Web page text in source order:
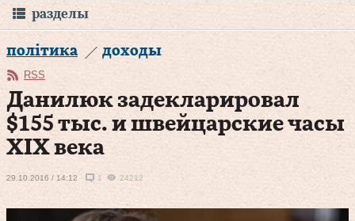
разделы
політика доходы
RSS
Данилюк задекларировал
$155 тыс. и швейцарские часы
ХІХ века
29.10.2016 / 14:12 1 24212